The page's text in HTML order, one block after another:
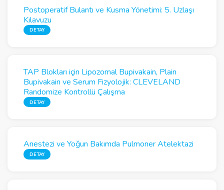
Postoperatif Bulantı ve Kusma Yönetimi: 5. Uzlaşı
Kılavuzu
DETAY
TAP Blokları için Lipozomal Bupivakain, Plain
Bupivakain ve Serum Fizyolojik: CLEVELAND
Randomize Kontrollü Çalışma
DETAY
Anestezi ve Yoğun Bakımda Pulmoner Atelektazi
DETAY